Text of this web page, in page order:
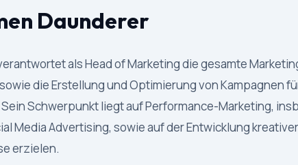
Daunderer
als Head of Marketing die gesamte
die Erstellung und Optimierung von Kampagnen
Schwerpunkt liegt auf Performance-Marketing,
Media Advertising, sowie auf der Entwicklung
erzielen.